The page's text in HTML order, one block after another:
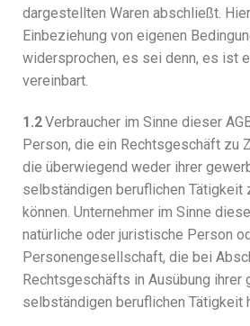
dargestellten Waren abschließt.
Einbeziehung von eigenen
widersprochen, es sei denn, es ist
vereinbart.
1.2Verbraucher im Sinne dieser
Person, die ein Rechtsgeschäft zu
die überwiegend weder ihrer
selbständigen beruflichen Tätigkeit
können. Unternehmer im Sinne
natürliche oder juristische Person
Personengesellschaft, die bei
Rechtsgeschäfts in Ausübung ihrer
selbständigen beruflichen Tätigkeit